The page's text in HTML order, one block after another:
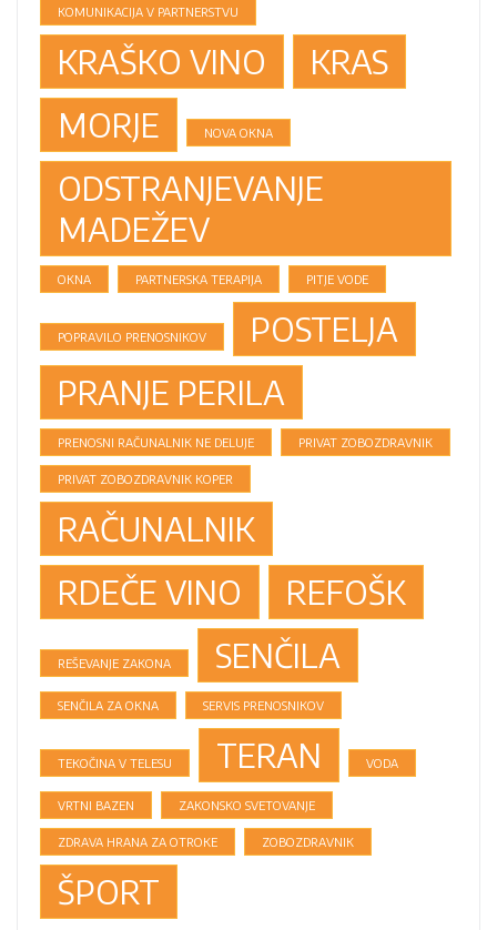
KOMUNIKACIJA V PARTNERSTVU
KRAŠKO VINO
KRAS
MORJE
NOVA OKNA
ODSTRANJEVANJE
MADEŽEV
OKNA PARTNERSKA TERAPIJA PITJE VODE
POPRAVILO PRENOSNIKOV
POSTELJA
PRANJE PERILA
PRENOSNI RAČUNALNIK NE DELUJE PRIVAT ZOBOZDRAVNIK
PRIVAT ZOBOZDRAVNIK KOPER
RAČUNALNIK
RDEČE VINO
REFOŠK
REŠEVANJE ZAKONA SENČILA
SENČILA ZA OKNA SERVIS PRENOSNIKOV
TEKOČINA V TELESU TERAN VODA
VRTNI BAZEN ZAKONSKO SVETOVANJE
ZDRAVA HRANA ZA OTROKE ZOBOZDRAVNIK
ŠPORT